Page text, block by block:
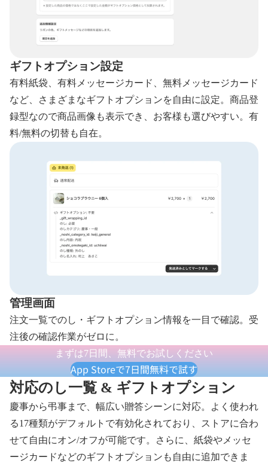
ギフトオプション設定
有料紙袋、有料メッセージカード、無料メッセージカード
など、さまざまなギフトオプションを自由に設定。商品登
録型なので商品画像も表示でき、お客様も選びやすい。有
料/無料の切替も自在。
管理画面
注文一覧でのし・ギフトオプション情報を一目で確認。受
注後の確認作業がゼロに。
まずは7日間、無料でお試しください
App Storeで7日間無料で試す
対応のし一覧 & ギフトオプション
慶事から弔事まで、幅広い贈答シーンに対応。よく使われ
る17種類がデフォルトで有効化されており、ストアに合わ
せて自由にオン/オフが可能です。さらに、紙袋やメッセ
ージカードなどのギフトオプションも自由に追加できま